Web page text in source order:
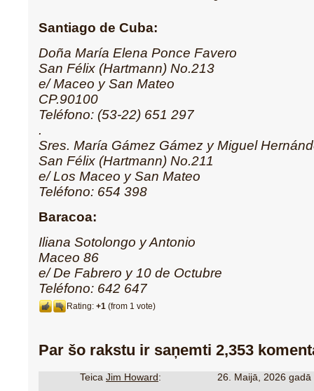
Santiago de Cuba:
Doña María Elena Ponce Favero
San Félix (Hartmann) No.213
e/ Maceo y San Mateo
CP.90100
Teléfono: (53-22) 651 297
.
Sres. María Gámez Gámez y Miguel
San Félix (Hartmann) No.211
e/ Los Maceo y San Mateo
Teléfono: 654 398
Baracoa:
Iliana Sotolongo y Antonio
Maceo 86
e/ De Fabrero y 10 de Octubre
Teléfono: 642 647
Rating: +1 (from 1 vote)
Par šo rakstu ir saņemti 2,353
Teica Jim Howard:
26. Maijā, 2026 gadā